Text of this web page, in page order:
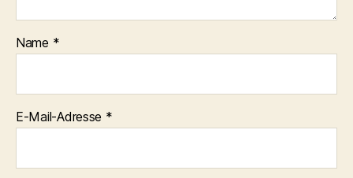
Name *
E-Mail-Adresse *